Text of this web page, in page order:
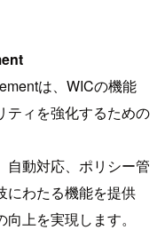
は、WICの機能
ティを強化するための
自動対応、ポリシー管
にわたる機能を提供
上を実現します。